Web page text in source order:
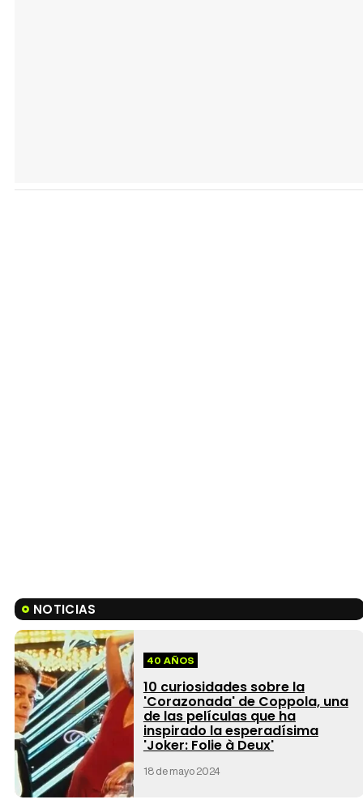
NOTICIAS
40 AÑOS
10 curiosidades sobre la
'Corazonada' de Coppola, una
de las películas que ha
inspirado la esperadísima
'Joker: Folie à Deux'
18 de mayo 2024